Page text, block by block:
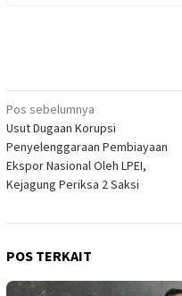
Navigasi
pos
Pos sebelumnya
Usut Dugaan Korupsi
Penyelenggaraan Pembiayaan
Ekspor Nasional Oleh LPEI,
Kejagung Periksa 2 Saksi
POS TERKAIT